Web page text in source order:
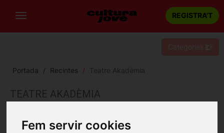
Fem servir cookies
REGISTRA'T
Portada Recintes Teatre Akadèmia
TEATRE AKADÈMIA
Carrer Buenos Aires, 47